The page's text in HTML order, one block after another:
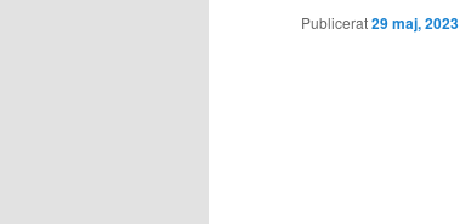
Publicerat29 maj, 2023